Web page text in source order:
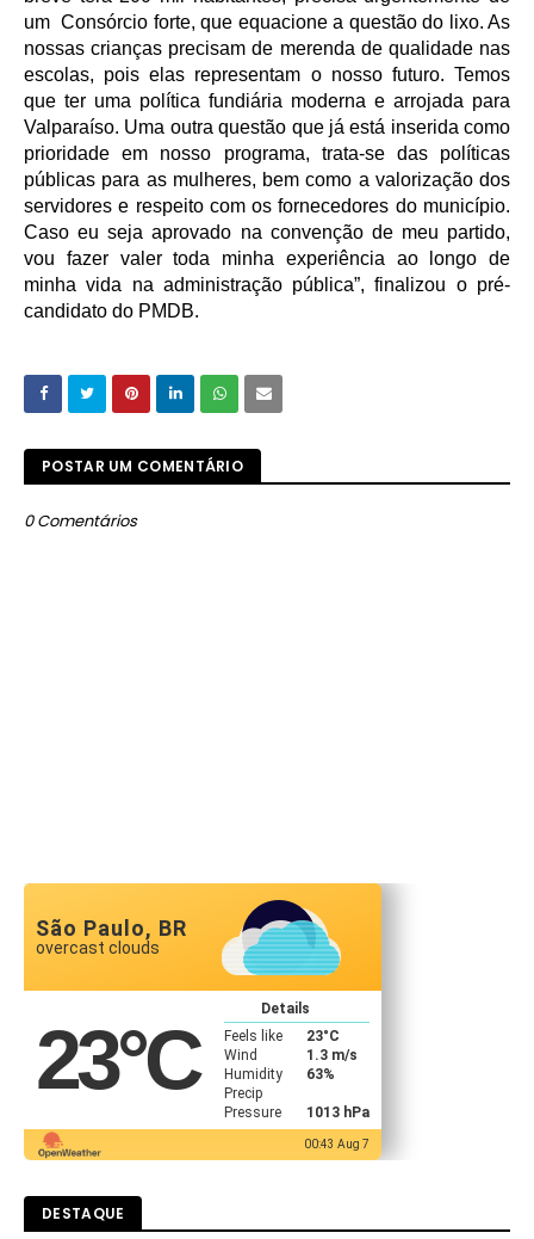
um Consórcio forte, que equacione a questão do lixo. As
nossas crianças precisam de merenda de qualidade nas
escolas, pois elas representam o nosso futuro. Temos
que ter uma política fundiária moderna e arrojada para
Valparaíso. Uma outra questão que já está inserida como
prioridade em nosso programa, trata-se das políticas
públicas para as mulheres, bem como a valorização dos
servidores e respeito com os fornecedores do município.
Caso eu seja aprovado na convenção de meu partido,
vou fazer valer toda minha experiência ao longo de
minha vida na administração pública”, finalizou o pré-
candidato do PMDB.
POSTAR UM COMENTÁRIO
0 Comentários
São Paulo, BR
overcast clouds
23°C
Details
Feels like
23°C
Wind
1.3 m/s
Humidity
63%
Precip
Pressure
1013 hPa
00:43 Aug 7
DESTAQUE